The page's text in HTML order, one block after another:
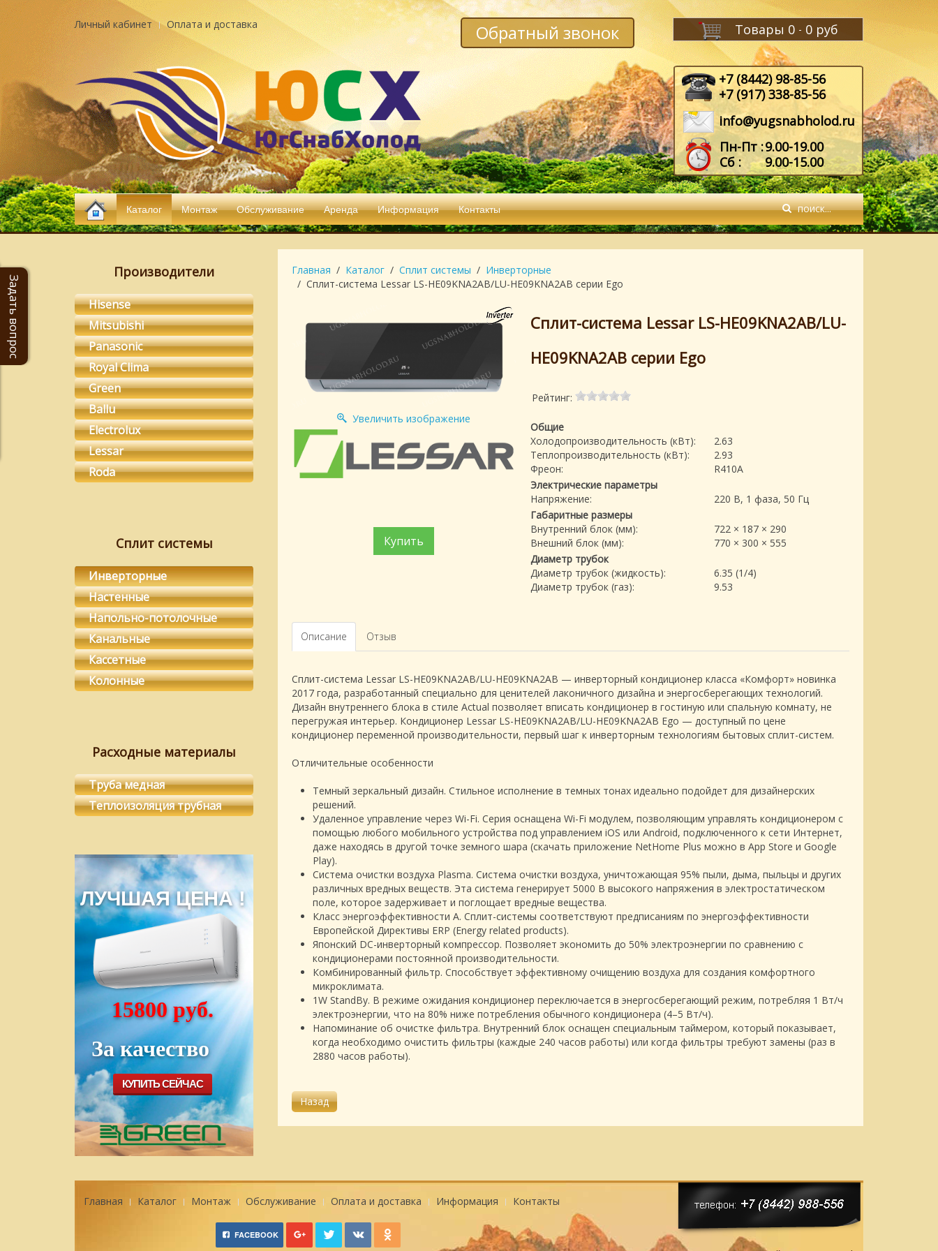
Личный кабинет Оплата и доставка Товары 0 - 0 руб
Обратный звонок
+7 (8442) 98-85-56
+7 (917) 338-85-56
info@yugsnabholod.ru
Пн-Пт :9.00-19.00
Сб :
9.00-15.00
Каталог Монтаж Обслуживание Аренда Информация Контакты
Главная Каталог Сплит системы
Инверторные
Сплит-система Lessar LS-HE09KNA2AB/LU-HE09KNA2AB серии Ego
Увеличить изображение
Купить
Сплит-система Lessar LS-HE09KNA2AB/LU-
HE09KNA2AB серии Ego
Рейтинг:
Общие
Холодопроизводительность (кВт):
2.63
Теплопроизводительность (кВт):
2.93
Фреон:
R410A
Электрические параметры
Напряжение:
220 В, 1 фаза, 50 Гц
Габаритные размеры
Внутренний блок (мм):
722 × 187 × 290
Внешний блок (мм):
770 × 300 × 555
Диаметр трубок
Диаметр трубок (жидкость):
6.35 (1/4)
Диаметр трубок (газ):
9.53
Описание Отзыв
Сплит-система Lessar LS-HE09KNA2AB/LU-HE09KNA2AB — инверторный кондиционер класса «Комфорт» новинка
2017 года, разработанный специально для ценителей лаконичного дизайна и энергосберегающих технологий.
Дизайн внутреннего блока в стиле Actual позволяет вписать кондиционер в гостиную или спальную комнату, не
перегружая интерьер. Кондиционер Lessar LS-HE09KNA2AB/LU-HE09KNA2AB Ego — доступный по цене
кондиционер переменной производительности, первый шаг к инверторным технологиям бытовых сплит-систем.
Отличительные особенности
Темный зеркальный дизайн. Стильное исполнение в темных тонах идеально подойдет для дизайнерских
решений.
Удаленное управление через Wi-Fi. Серия оснащена Wi-Fi модулем, позволяющим управлять кондиционером с
помощью любого мобильного устройства под управлением iOS или Android, подключенного к сети Интернет,
даже находясь в другой точке земного шара (скачать приложение NetHome Plus можно в App Store и Google
Play).
Система очистки воздуха Plasma. Система очистки воздуха, уничтожающая 95% пыли, дыма, пыльцы и других
различных вредных веществ. Эта система генерирует 5000 В высокого напряжения в электростатическом
поле, которое задерживает и поглощает вредные вещества.
Класс энергоэффективности А. Сплит-системы соответствуют предписаниям по энергоэффективности
Европейской Директивы ERP (Energy related products).
Японский DC-инверторный компрессор. Позволяет экономить до 50% электроэнергии по сравнению с
кондиционерами постоянной производительности.
Комбинированный фильтр. Способствует эффективному очищению воздуха для создания комфортного
микрокли­мата.
1W StandBy. В режиме ожидания кондиционер переключается в энергосберегающий режим, потребляя 1 Вт/ч
электроэнергии, что на 80% ниже потребления обычного кондиционера (4–5 Вт/ч).
Напоминание об очистке фильтра. Внутренний блок оснащен специальным таймером, который показывает,
когда необходимо очистить фильтры (каждые 240 часов работы) или когда фильтры требуют замены (раз в
2880 часов работы).
Производители
Hisense
Mitsubishi
Panasonic
Royal Clima
Green
Ballu
Electrolux
Lessar
Roda
Сплит системы
Инверторные
Настенные
Напольно-потолочные
Канальные
Кассетные
Колонные
Расходные материалы
Труба медная
Теплоизоляция трубная
ЛУЧШАЯ ЦЕНА !
15800 руб.
За качество
КУПИТЬ СЕЙЧАС
Главная Каталог Монтаж Обслуживание Оплата и доставка Информация Контакты
FACEBOOK
Задать вопрос